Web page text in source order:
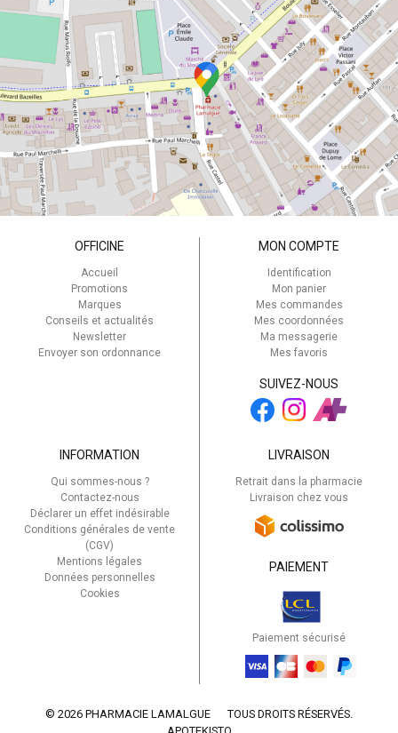
OFFICINE
Accueil
Promotions
Marques
Conseils et actualités
Newsletter
Envoyer son ordonnance
MON COMPTE
Identification
Mon panier
Mes commandes
Mes coordonnées
Ma messagerie
Mes favoris
SUIVEZ-NOUS
INFORMATION
Qui sommes-nous ?
Contactez-nous
Déclarer un effet indésirable
Conditions générales de vente
(CGV)
Mentions légales
Données personnelles
Cookies
LIVRAISON
Retrait dans la pharmacie
Livraison chez vous
PAIEMENT
Paiement sécurisé
© 2026 PHARMACIE LAMALGUE
TOUS DROITS RÉSERVÉS.